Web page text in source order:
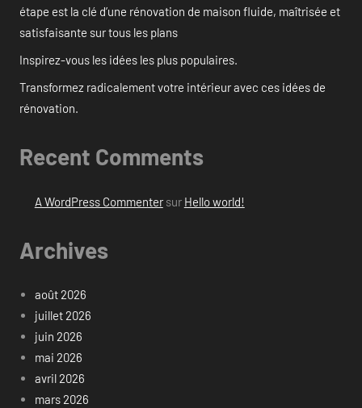
étape est la clé d’une rénovation de maison fluide, maîtrisée et
satisfaisante sur tous les plans
Inspirez-vous les idées les plus populaires.
Transformez radicalement votre intérieur avec ces idées de
rénovation.
Recent Comments
A WordPress Commentersur Hello world!
Archives
août 2026
juillet 2026
juin 2026
mai 2026
avril 2026
mars 2026